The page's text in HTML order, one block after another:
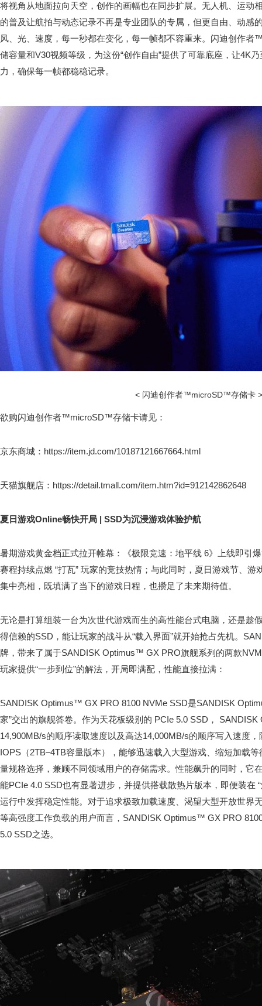
将视角从地面拉向天空，创作的画幅也在同步扩展。无人机、运动
的普及让航拍与动态记录不再是专业团队的专属，但更自由、动
风、光、速度，每一秒都在变化，每一帧都不容重来。闪迪创作
储容量和V30视频等级，为这份“创作自由”提供了可靠底座，让4K
力，确保每一帧都稳稳记录。
< 闪迪创作者™microSD™存储卡 >
欲购闪迪创作者™microSD™存储卡请见：
京东商城：https://item.jd.com/10187121667664.html
天猫旗舰店：https://detail.tmall.com/item.htm?id=912142862648
夏日游戏Online畅快开局 | SSD为沉浸游戏体验护航
暑期游戏黄金档正式拉开帷幕：《极限竞速：地平线 6》上线即引
赛程持续点燃 “打瓦” 玩家的竞技热情；与此同时，夏日游戏节、
集中亮相，既填满了当下的游戏日程，也攒足了未来期待值。
无论是打算组装一台为次世代游戏而生的高性能台式电脑，还是趁
得信赖的SSD，能让玩家的战斗从“载入界面”就开始抢占先机。
牌，带来了属于SANDISK Optimus™ GX PRO旗舰系列的两款
玩家提供“一步到位”的解法，开局即满配，性能直接拉满：
SANDISK Optimus™ GX PRO 8100 NVMe SSD是SANDISK
家”交出的旗舰答卷。作为天花板级别的 PCIe 5.0 SSD，
14,900MB/s的顺序读取速度以及高达14,000MB/s的顺序写入速度
IOPS（2TB–4TB容量版本），能够迅速载入大型游戏、缩短加载
量规格选择，兼顾不同领域用户的存储需求。性能飙升的同时，它
能PCIe 4.0 SSD也有显著进步，并提供搭载散热片版本，即便装在
运行中发挥稳定性能。对于追求极致加载速度、渴望大型开放世界
等高强度工作负载的用户而言，SANDISK Optimus™ GX PRO
5.0 SSD之选。